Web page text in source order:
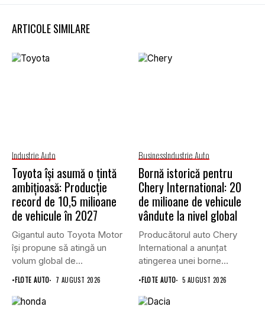
ARTICOLE SIMILARE
Industrie Auto
Toyota își asumă o țintă
ambițioasă: Producție
record de 10,5 milioane
de vehicule în 2027
Gigantul auto Toyota Motor
își propune să atingă un
volum global de...
•FLOTE AUTO 7 AUGUST 2026
BusinessIndustrie Auto
Bornă istorică pentru
Chery International: 20
de milioane de vehicule
vândute la nivel global
Producătorul auto Chery
International a anunțat
atingerea unei borne
istorice în industria...
•FLOTE AUTO 5 AUGUST 2026